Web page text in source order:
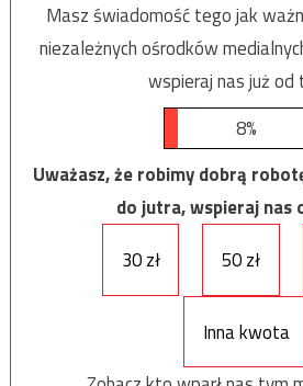
Masz świadomość tego jak
niezależnych ośrodków
wspieraj nas już od
8%
Uważasz, że robimy dobrą
do jutra, wspieraj nas
30 zł
50 zł
Inna kwota